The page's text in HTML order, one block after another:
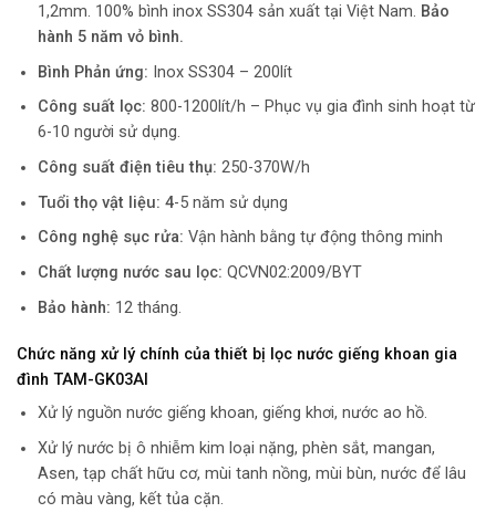
1,2mm. 100% bình inox SS304 sản xuất tại Việt Nam. Bảo
hành 5 năm vỏ bình.
Bình Phản ứng: Inox SS304 – 200lít
Công suất lọc: 800-1200lít/h – Phục vụ gia đình sinh hoạt từ
6-10 người sử dụng.
Công suất điện tiêu thụ: 250-370W/h
Tuổi thọ vật liệu: 4-5 năm sử dụng
Công nghệ sục rửa: Vận hành bằng tự động thông minh
Chất lượng nước sau lọc: QCVN02:2009/BYT
Bảo hành: 12 tháng.
Chức năng xử lý chính của thiết bị lọc nước giếng khoan gia
đình TAM-GK03AI
Xử lý nguồn nước giếng khoan, giếng khơi, nước ao hồ.
Xử lý nước bị ô nhiễm kim loại nặng, phèn sắt, mangan,
Asen, tạp chất hữu cơ, mùi tanh nồng, mùi bùn, nước để lâu
có màu vàng, kết tủa cặn.